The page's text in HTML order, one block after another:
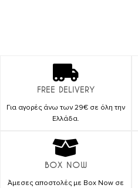
FREE DELIVERY
Για αγορές άνω των 29€ σε όλη την
Ελλάδα.
BOX NOW
Άμεσες αποστολές με Box Now σε